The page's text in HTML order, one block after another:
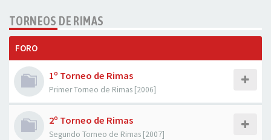
TORNEOS DE RIMAS
FORO
1º Torneo de Rimas
Primer Torneo de Rimas [2006]
2º Torneo de Rimas
Segundo Torneo de Rimas [2007]